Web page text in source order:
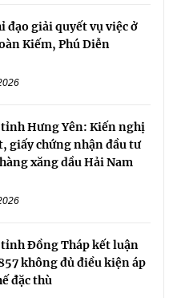
đạo giải quyết vụ việc ở
Kiếm, Phú Diễn
Hưng Yên: Kiến nghị
giấy chứng nhận đầu tư
xăng dầu Hải Nam
Đồng Tháp kết luận
không đủ điều kiện áp
đặc thù